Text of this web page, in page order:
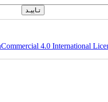
4.0 International